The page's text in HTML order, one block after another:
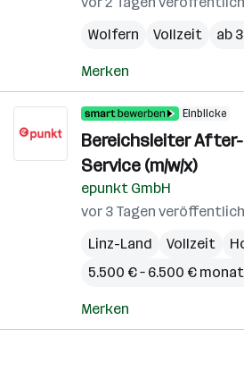
Wolfern
Vollzeit ab
Merken
Einblicke
Bereichsleiter After-
Service (m/w/x)
epunkt GmbH
vor 3 Tagen
Linz-Land
Vollzeit
5.500 € – 6.500 €
Merken